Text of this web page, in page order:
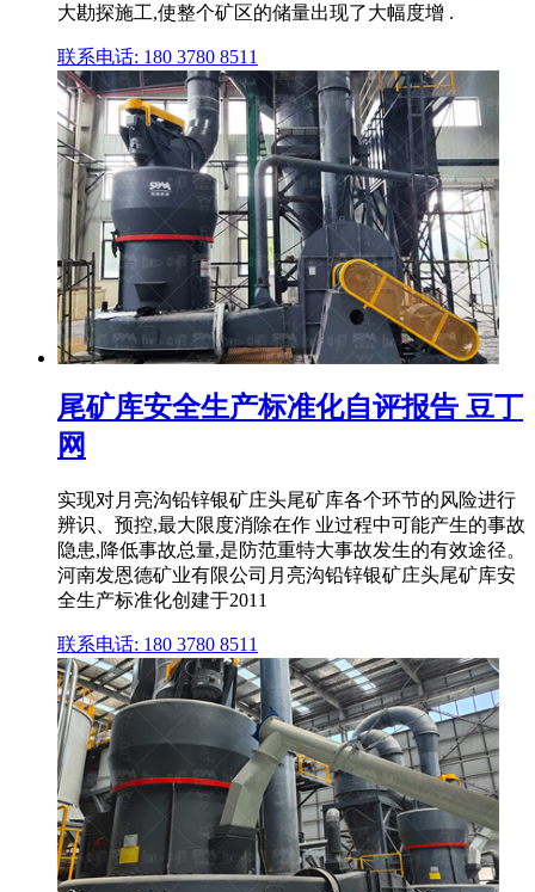
大勘探施工,使整个矿区的储量出现了大幅度增 .
联系电话: 180 3780 8511
尾矿库安全生产标准化自评报告 豆丁
网
实现对月亮沟铅锌银矿庄头尾矿库各个环节的风险进行
辨识、预控,最大限度消除在作 业过程中可能产生的事故
隐患,降低事故总量,是防范重特大事故发生的有效途径。
河南发恩德矿业有限公司月亮沟铅锌银矿庄头尾矿库安
全生产标准化创建于2011
联系电话: 180 3780 8511